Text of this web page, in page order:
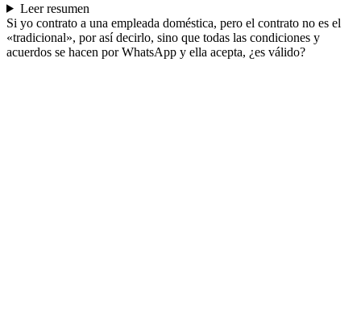
Leer resumen
Si yo contrato a una empleada doméstica, pero el contrato no es el
«tradicional», por así decirlo, sino que todas las condiciones y
acuerdos se hacen por WhatsApp y ella acepta, ¿es válido?